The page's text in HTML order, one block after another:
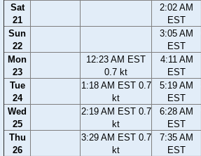
Sat
21
2:02 AM
EST
Sun
22
3:05 AM
EST
Mon
23
12:23 AM EST
0.7 kt
4:11 AM
EST
Tue
24
1:18 AM EST 0.7
kt
5:19 AM
EST
Wed
25
2:19 AM EST 0.7
kt
6:28 AM
EST
Thu
26
3:29 AM EST 0.7
kt
7:35 AM
EST